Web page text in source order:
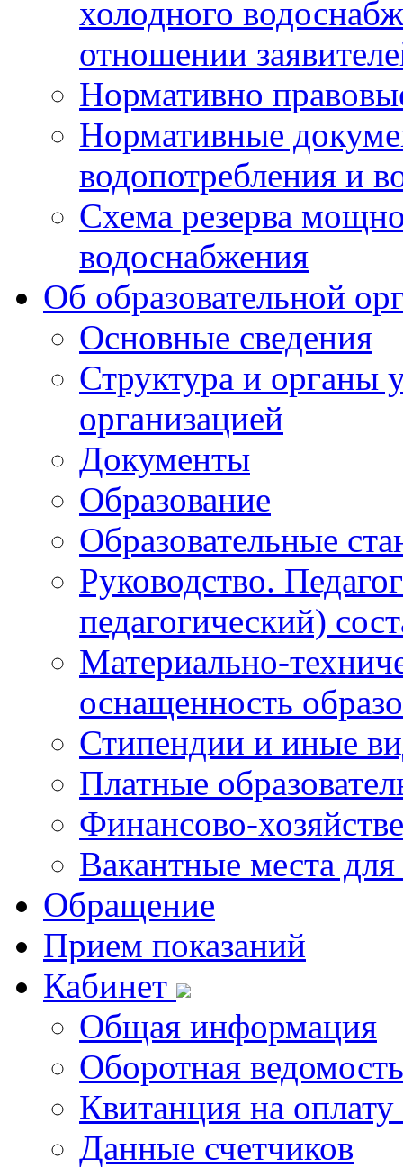
холодного
отношении
Нормативно
Нормативные
водопотребления и
Схема резерва
водоснабжения
Об образовательной
Основные сведения
Структура и органы
организацией
Документы
Образование
Образовательные
Руководство.
педагогический)
Материально-
оснащенность
Стипендии и иные
Платные
Финансово-
Вакантные места
Обращение
Прием показаний
Кабинет
Общая информация
Оборотная ведомость
Квитанция на
Данные счетчиков